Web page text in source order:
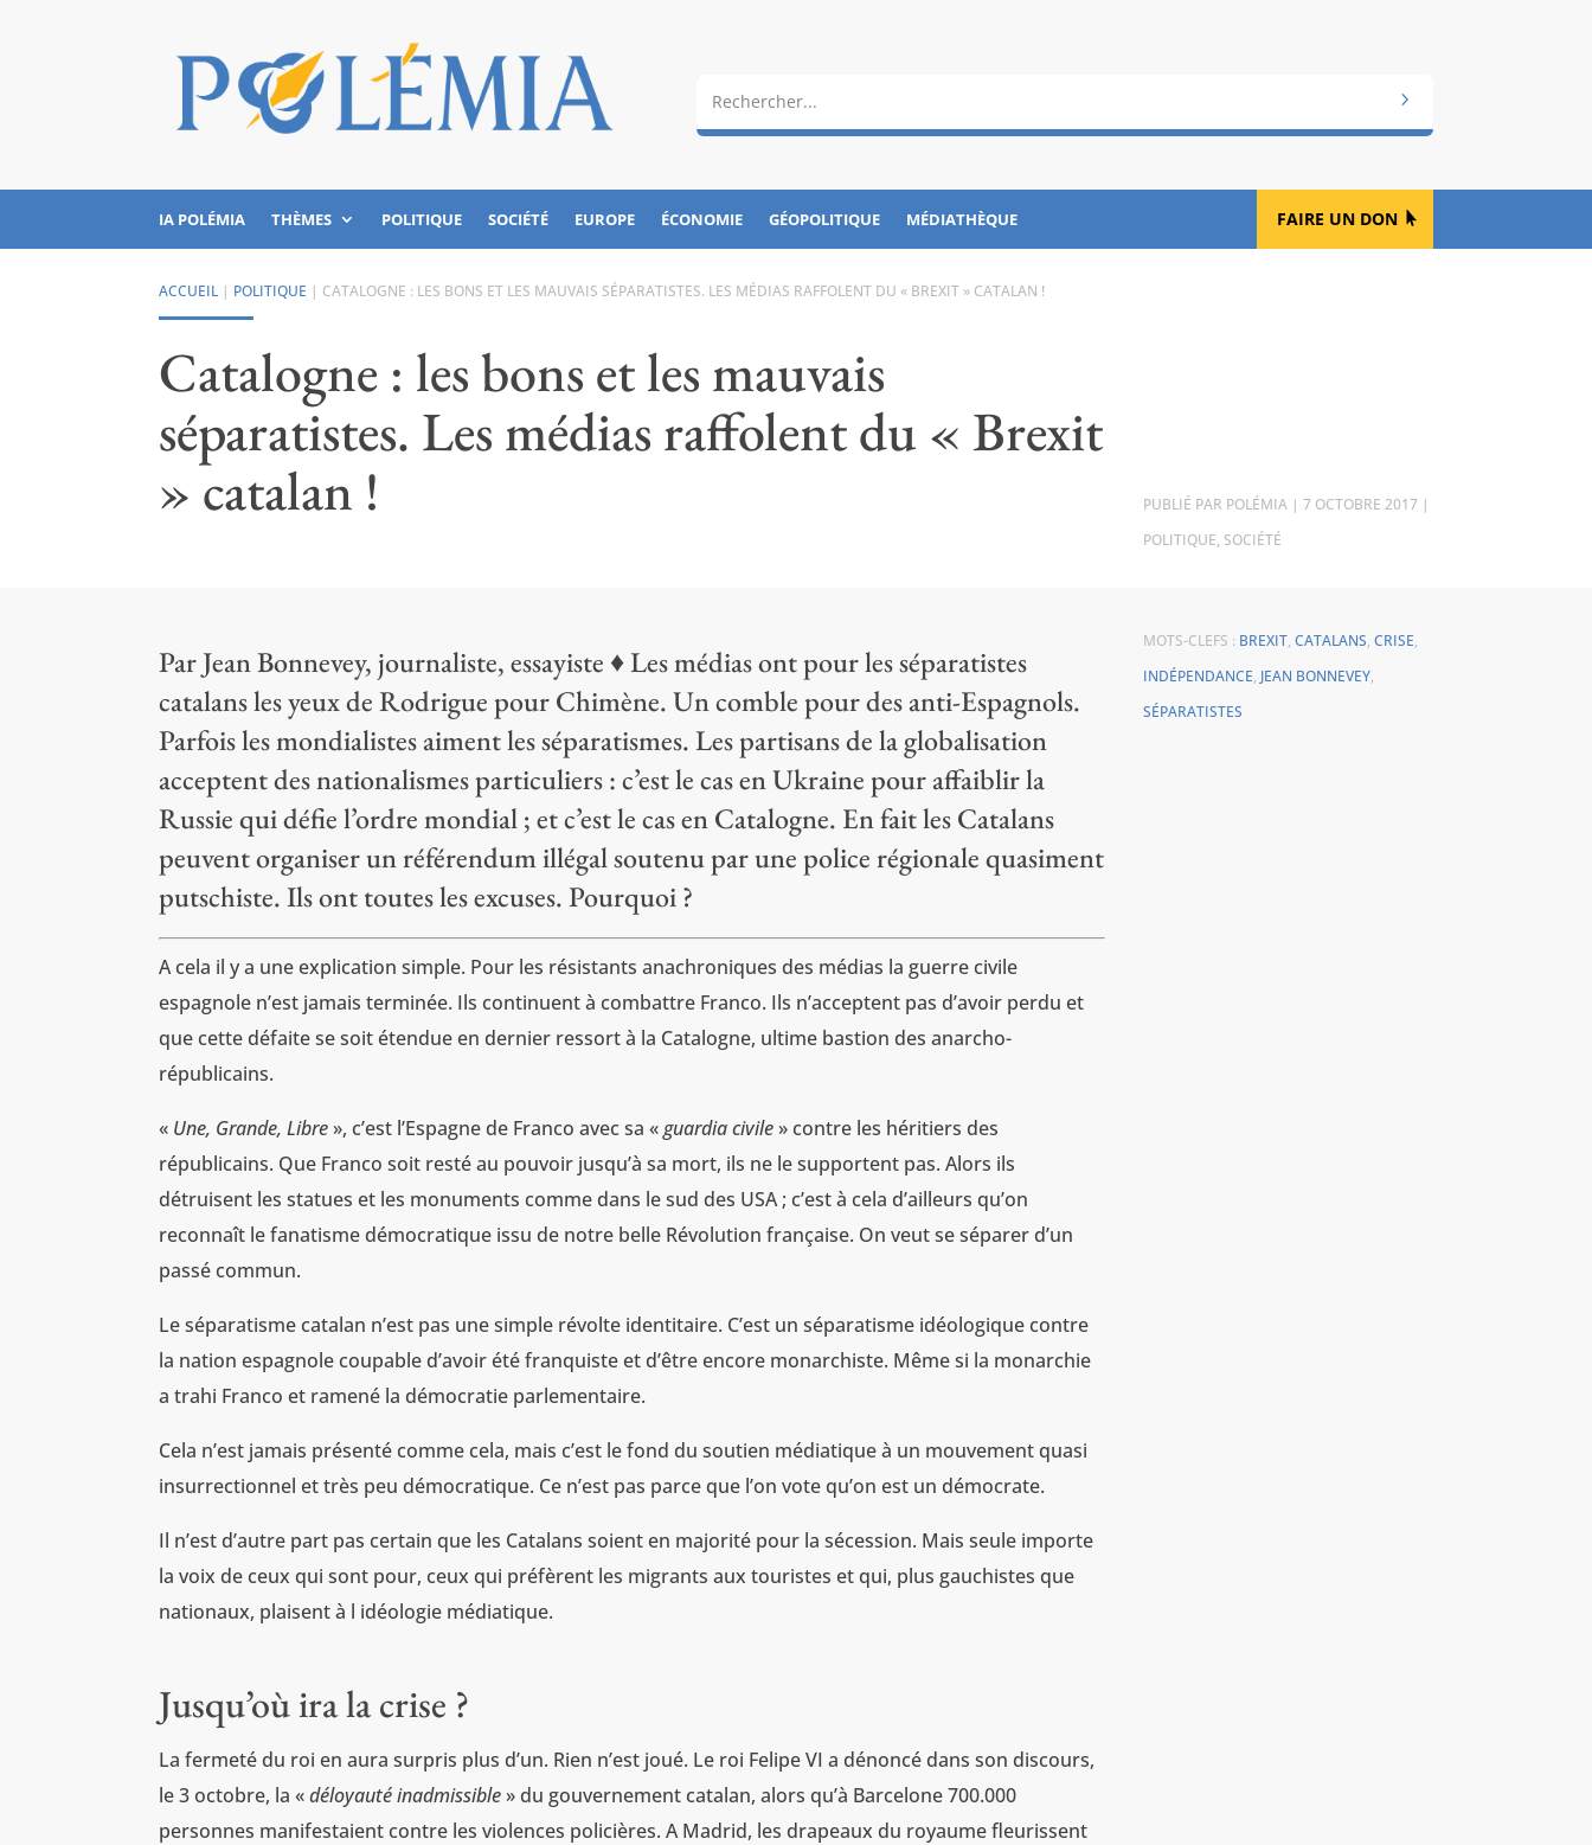
IA POLÉMIA THÈMES POLITIQUE SOCIÉTÉ EUROPE ÉCONOMIE GÉOPOLITIQUE MÉDIATHÈQUE FAIRE UN DON
ACCUEIL | POLITIQUE | CATALOGNE : LES BONS ET LES MAUVAIS SÉPARATISTES. LES MÉDIAS RAFFOLENT DU « BREXIT » CATALAN !
Catalogne : les bons et les mauvais
séparatistes. Les médias raffolent du « Brexit
» catalan !
PAR POLÉMIA | 7 OCTOBRE 2017 |
POLITIQUE, SOCIÉTÉ
Par Jean Bonnevey, journaliste, essayiste ♦ Les médias ont pour les séparatistes
catalans les yeux de Rodrigue pour Chimène. Un comble pour des anti-Espagnols.
Parfois les mondialistes aiment les séparatismes. Les partisans de la globalisation
acceptent des nationalismes particuliers : c’est le cas en Ukraine pour affaiblir la
Russie qui défie l’ordre mondial ; et c’est le cas en Catalogne. En fait les Catalans
peuvent organiser un référendum illégal soutenu par une police régionale quasiment
putschiste. Ils ont toutes les excuses. Pourquoi ?
A cela il y a une explication simple. Pour les résistants anachroniques des médias la guerre civile
espagnole n’est jamais terminée. Ils continuent à combattre Franco. Ils n’acceptent pas d’avoir perdu et
que cette défaite se soit étendue en dernier ressort à la Catalogne, ultime bastion des anarcho-
républicains.
« Une, Grande, Libre», c’est l’Espagne de Franco avec sa «guardia civile» contre les héritiers des
républicains. Que Franco soit resté au pouvoir jusqu’à sa mort, ils ne le supportent pas. Alors ils
détruisent les statues et les monuments comme dans le sud des USA ; c’est à cela d’ailleurs qu’on
reconnaît le fanatisme démocratique issu de notre belle Révolution française. On veut se séparer d’un
passé commun.
Le séparatisme catalan n’est pas une simple révolte identitaire. C’est un séparatisme idéologique contre
la nation espagnole coupable d’avoir été franquiste et d’être encore monarchiste. Même si la monarchie
a trahi Franco et ramené la démocratie parlementaire.
Cela n’est jamais présenté comme cela, mais c’est le fond du soutien médiatique à un mouvement quasi
insurrectionnel et très peu démocratique. Ce n’est pas parce que l’on vote qu’on est un démocrate.
Il n’est d’autre part pas certain que les Catalans soient en majorité pour la sécession. Mais seule importe
la voix de ceux qui sont pour, ceux qui préfèrent les migrants aux touristes et qui, plus gauchistes que
nationaux, plaisent à l idéologie médiatique.
Jusqu’où ira la crise ?
La fermeté du roi en aura surpris plus d’un. Rien n’est joué. Le roi Felipe VI a dénoncé dans son discours,
le 3 octobre, la «déloyauté inadmissible» du gouvernement catalan, alors qu’à Barcelone 700.000
personnes manifestaient contre les violences policières. A Madrid, les drapeaux du royaume fleurissent
MOTS-CLEFS : BREXIT, CATALANS, CRISE,
INDÉPENDANCE, JEAN BONNEVEY,
SÉPARATISTES